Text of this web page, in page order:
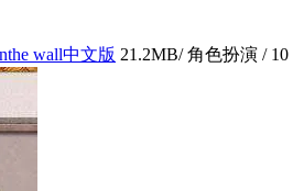
wall中文版 21.2MB/ 角色扮演 / 10